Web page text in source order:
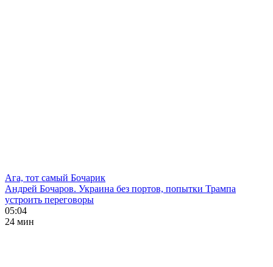
Ага, тот самый Бочарик
Андрей Бочаров. Украина без портов, попытки Трампа
устроить переговоры
05:04
24 мин